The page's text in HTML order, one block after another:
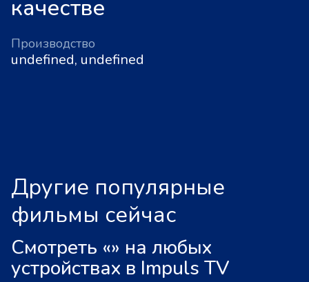
качестве
Производство
undefined, undefined
Другие популярные
фильмы сейчас
Смотреть «» на любых
устройствах в Impuls TV